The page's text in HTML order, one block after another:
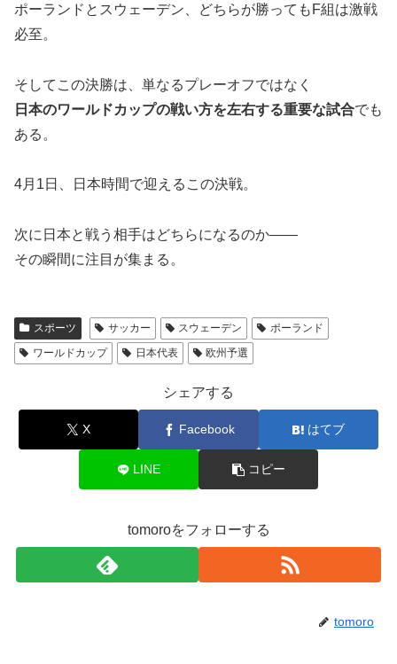
ポーランドとスウェーデン、どちらが勝ってもF組は激戦
必至。
そしてこの決勝は、単なるプレーオフではなく
日本のワールドカップの戦い方を左右する重要な試合でも
ある。
4月1日、日本時間で迎えるこの決戦。
次に日本と戦う相手はどちらになるのか――
その瞬間に注目が集まる。
スポーツ サッカー スウェーデン
ポーランド
ワールドカップ
日本代表 欧州予選
シェアする
X Facebook はてブ
LINE コピー
tomoroをフォローする
tomoro